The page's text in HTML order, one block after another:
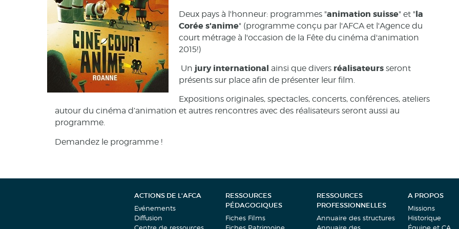
Deux pays à l'honneur: programmes "animation suisse" et "la
Corée s'anime" (programme conçu par l'AFCA et l'Agence du
court métrage à l'occasion de la Fête du cinéma d'animation
2015!)
Un jury international ainsi que divers réalisateurs seront
présents sur place afin de présenter leur film.
Expositions originales, spectacles, concerts, conférences, ateliers
autour du cinéma d’animation et autres rencontres avec des réalisateurs seront aussi au
programme.
Demandez le programme !
ACTIONS DE L'AFCA
Evénements
Diffusion
RESSOURCES
PÉDAGOGIQUES
Fiches Films
RESSOURCES
PROFESSIONNELLES
Annuaire des structures
A PROPOS
Missions
Historique